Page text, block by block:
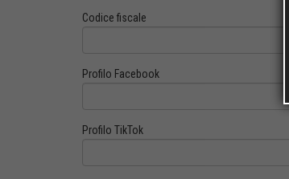
Codice fiscale
Profilo Facebook
Profilo TikTok